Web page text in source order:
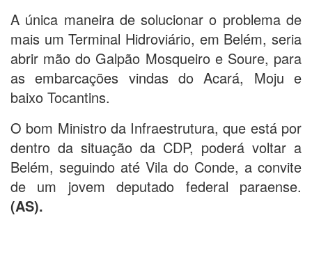
A única maneira de solucionar o problema de
mais um Terminal Hidroviário, em Belém, seria
abrir mão do Galpão Mosqueiro e Soure, para
as embarcações vindas do Acará, Moju e
baixo Tocantins.
O bom Ministro da Infraestrutura, que está por
dentro da situação da CDP, poderá voltar a
Belém, seguindo até Vila do Conde, a convite
de um jovem deputado federal paraense.
(AS).